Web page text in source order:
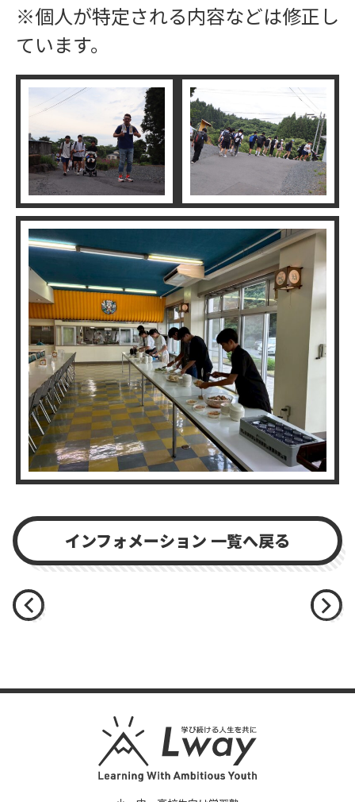
※個人が特定される内容などは修正し
ています。
インフォメーション 一覧へ戻る